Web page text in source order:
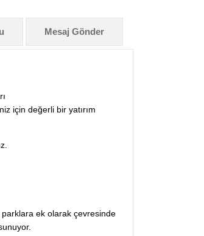
Mesaj Gönder
için değerli bir yatırım
parklara ek olarak çevresinde